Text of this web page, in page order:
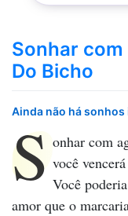
Sonhar com
Do Bicho
Ainda não há
S onhar com
você
Você
amor que o